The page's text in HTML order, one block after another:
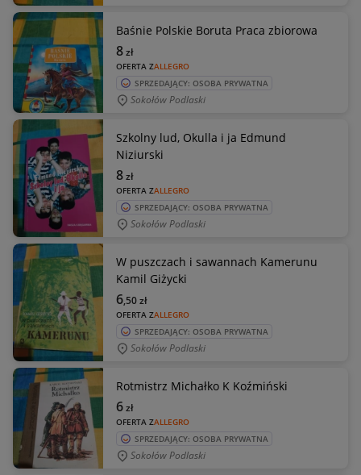
Baśnie Polskie Boruta Praca zbiorowa
OFERTA ZALLEGRO
8zł
SPRZEDAJĄCY: OSOBA PRYWATNA
Sokołów Podlaski
Szkolny lud, Okulla i ja Edmund
Niziurski
OFERTA ZALLEGRO
8zł
SPRZEDAJĄCY: OSOBA PRYWATNA
Sokołów Podlaski
W puszczach i sawannach Kamerunu
Kamil Giżycki
OFERTA ZALLEGRO
6,50zł
SPRZEDAJĄCY: OSOBA PRYWATNA
Sokołów Podlaski
Rotmistrz Michałko K Koźmiński
OFERTA ZALLEGRO
6zł
SPRZEDAJĄCY: OSOBA PRYWATNA
Sokołów Podlaski